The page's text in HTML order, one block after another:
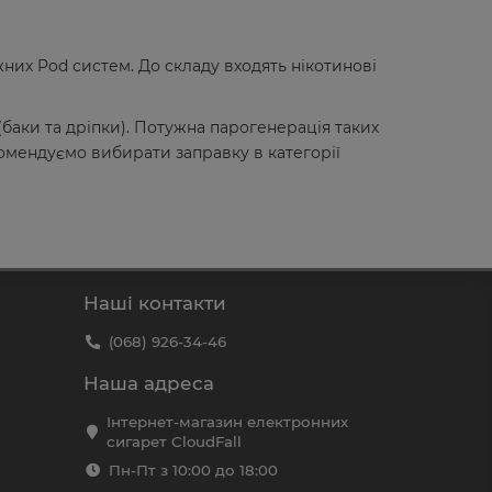
Pod систем. До складу входять нікотинові
та дріпки). Потужна парогенерація таких
вибирати заправку в категорії
Наші контакти
(068) 926-34-46
Наша адреса
Інтернет-магазин електронних
сигарет CloudFall
Пн-Пт з 10:00 до 18:00